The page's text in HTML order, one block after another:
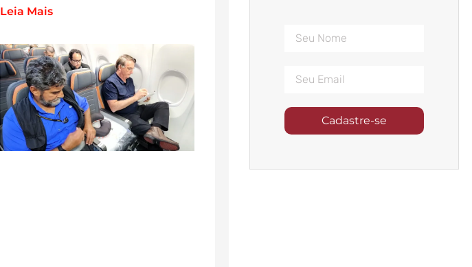
Leia Mais
Cadastre-se